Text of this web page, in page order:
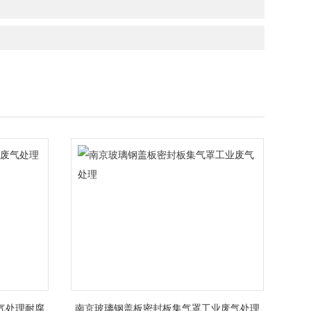
处理耐腐 南京玻璃钢盖板密封板集气罩工业废气处理